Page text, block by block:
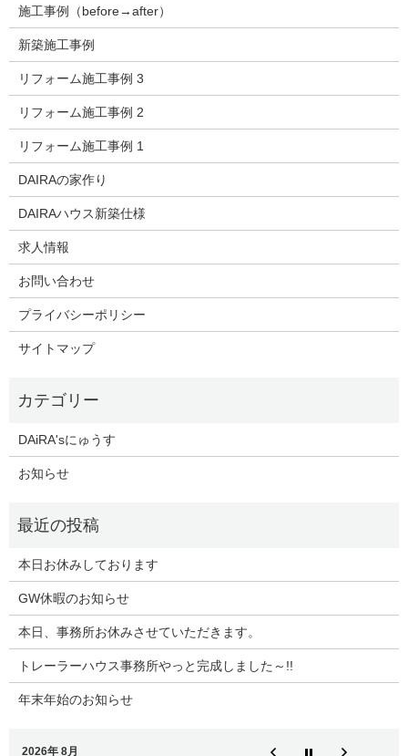
施工事例（before→after）
新築施工事例
リフォーム施工事例 3
リフォーム施工事例 2
リフォーム施工事例 1
DAIRAの家作り
DAIRAハウス新築仕様
求人情報
お問い合わせ
プライバシーポリシー
サイトマップ
DAiRA'sにゅうす
お知らせ
本日お休みしております
GW休暇のお知らせ
本日、事務所お休みさせていただきます。
トレーラーハウス事務所やっと完成しました～!!
年末年始のお知らせ
2026年 8月